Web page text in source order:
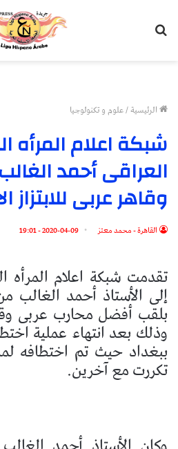
الرئيسية/علوم و تكنولوجيا
شبكة اعلام المرأه
العراقى أحمد
وقاهر عربى للابتزاز
القاهرة - محمد معتز 2020-04-09 - 19:01
تقدمت شبكة اعلام المرأه
إلى الأستاذ أحمد الغالب
بلقب أفضل محارب عربى
وذلك بعد انتهاء عملية
تكررت مع آخرين.